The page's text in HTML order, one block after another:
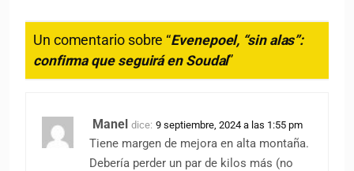
Un comentario sobre “Evenepoel, “sin alas”:
confirma que seguirá en Soudal”
Manel dice: 9 septiembre, 2024 a las 1:55 pm
Tiene margen de mejora en alta montaña.
Debería perder un par de kilos más (no